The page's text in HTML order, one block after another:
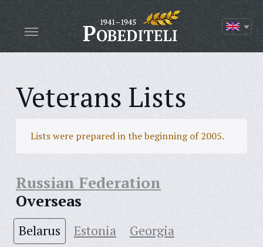
Veterans Lists
Lists were prepared in the beginning of 2005.
Russian Federation
Overseas
Belarus Estonia
Georgia